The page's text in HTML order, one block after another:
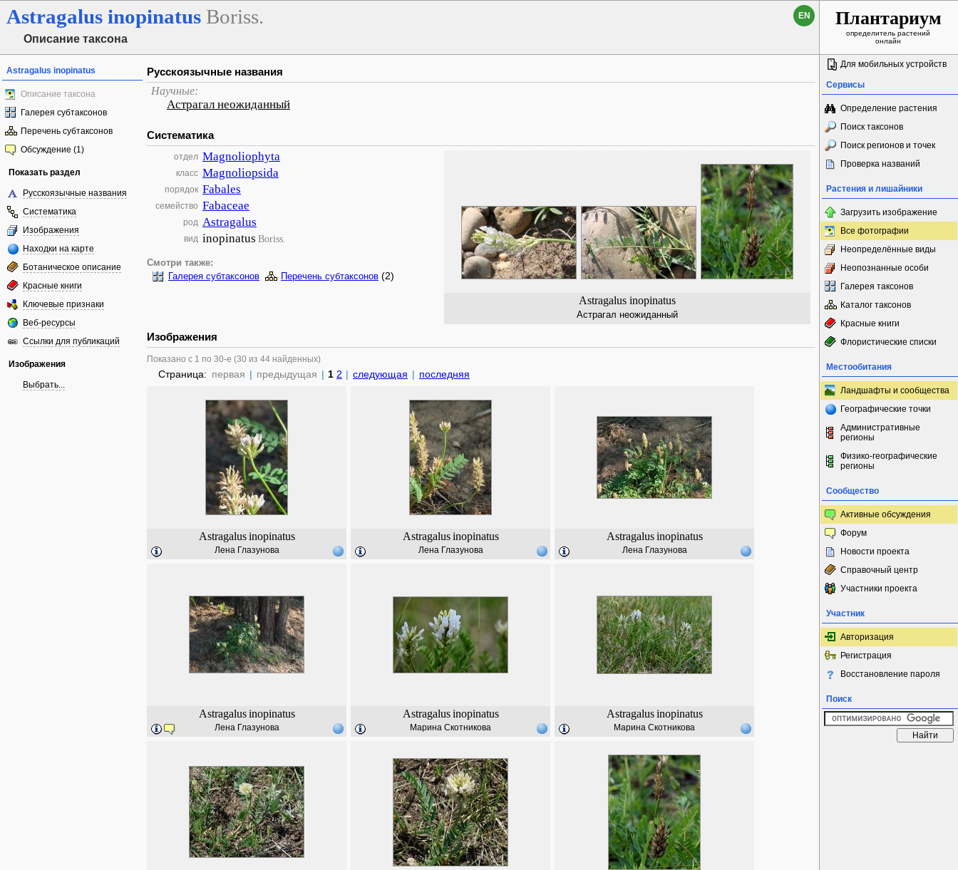
Astragalus inopinatus Boriss.
Описание таксона
EN Плантариум
определитель растений
онлайн
Astragalus inopinatus
Описание таксона
Галерея субтаксонов
Перечень субтаксонов
Обсуждение (1)
Показать раздел
Русскоязычные названия
Систематика
Изображения
Находки на карте
Ботаническое описание
Красные книги
Ключевые признаки
Веб-ресурсы
Ссылки для публикаций
Изображения
Выбрать...
Русскоязычные названия
Научные:
Астрагал неожиданный
Систематика
Astragalus inopinatus
Астрагал неожиданный
отдел Magnoliophyta
класс Magnoliopsida
порядок Fabales
семейство Fabaceae
род Astragalus
вид inopinatus Boriss.
Смотри также:
Галерея субтаксонов
Перечень субтаксонов (2)
Изображения
Показано с 1 по 30-е (30 из 44 найденных)
Страница: первая | предыдущая | 1 2 | следующая | последняя
Astragalus inopinatus
Лена Глазунова
Astragalus inopinatus
Лена Глазунова
Astragalus inopinatus
Лена Глазунова
Astragalus inopinatus
Лена Глазунова
Astragalus inopinatus
Марина Скотникова
Astragalus inopinatus
Марина Скотникова
Для мобильных устройств
Сервисы
Определение растения
Поиск таксонов
Поиск регионов и точек
Проверка названий
Растения и лишайники
Загрузить изображение
Все фотографии
Неопределённые виды
Неопознанные особи
Галерея таксонов
Каталог таксонов
Красные книги
Флористические списки
Местообитания
Ландшафты и сообщества
Географические точки
Административные
регионы
Физико-географические
регионы
Сообщество
Активные обсуждения
Форум
Новости проекта
Справочный центр
Участники проекта
Участник
Авторизация
Регистрация
Восстановление пароля
Поиск